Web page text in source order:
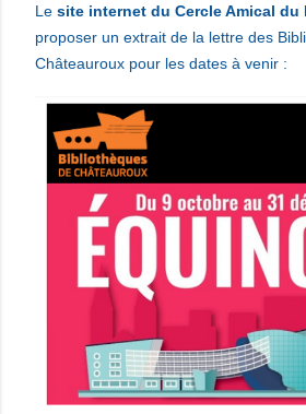
Le site internet du Cercle Amical du
proposer un extrait de la lettre des
Châteauroux pour les dates à venir :